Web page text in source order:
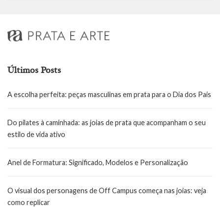
Últimos Posts
A escolha perfeita: peças masculinas em prata para o Dia dos Pais
Do pilates à caminhada: as joias de prata que acompanham o seu
estilo de vida ativo
Anel de Formatura: Significado, Modelos e Personalização
O visual dos personagens de Off Campus começa nas joias: veja
como replicar